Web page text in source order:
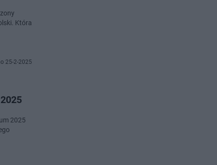
Która
25-2-2025
2025